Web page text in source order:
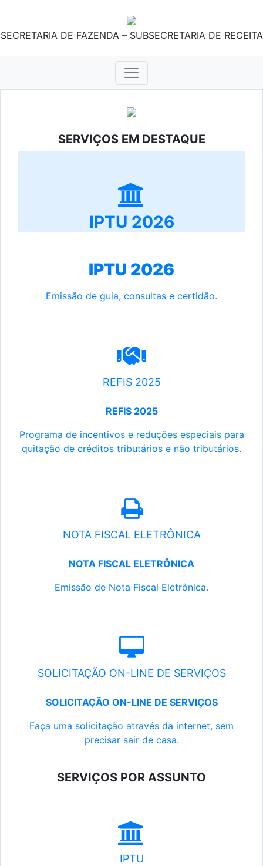
SECRETARIA DE FAZENDA – SUBSECRETARIA DE RECEITA
SERVIÇOS EM DESTAQUE
IPTU 2026
IPTU 2026
Emissão de guia, consultas e certidão.
REFIS 2025
REFIS 2025
Programa de incentivos e reduções especiais para
quitação de créditos tributários e não tributários.
NOTA FISCAL ELETRÔNICA
NOTA FISCAL ELETRÔNICA
Emissão de Nota Fiscal Eletrônica.
SOLICITAÇÃO ON-LINE DE SERVIÇOS
SOLICITAÇÃO ON-LINE DE SERVIÇOS
Faça uma solicitação através da internet, sem
precisar sair de casa.
SERVIÇOS POR ASSUNTO
IPTU